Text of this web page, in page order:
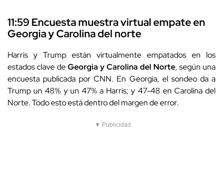
11:59 Encuesta muestra virtual empate en
Georgia y Carolina del norte
Harris y Trump están virtualmente empatados en los
estados clave deGeorgia y Carolina del Norte, según una
encuesta publicada por CNN. En Georgia, el sondeo da a
Trump un 48% y un 47% a Harris; y 47-48 en Carolina del
Norte. Todo esto está dentro del margen de error.
▼ Publicidad